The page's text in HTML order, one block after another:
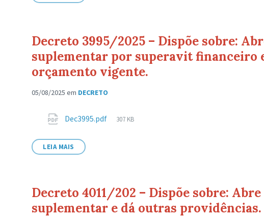
Decreto 3995/2025 – Dispõe sobre:
suplementar por superavit financeiro
orçamento vigente.
05/08/2025 em DECRETO
AnexosDec3995.pdf
Tamanho
307 KB
LEIA MAIS
Decreto 4011/202 – Dispõe sobre:
suplementar e dá outras providências.